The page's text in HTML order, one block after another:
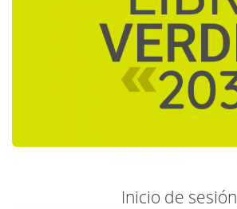
Inicio de sesión